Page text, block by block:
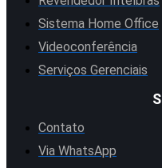
Sistema Home Office
Videoconferência
Serviços Gerenciais
Contato
Via WhatsApp